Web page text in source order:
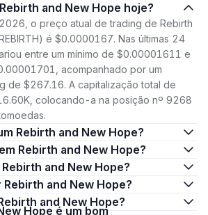
Rebirth and New Hope hoje?
o preço atual de trading de Rebirth
é $0.0000167. Nas últimas 24
entre um mínimo de $0.00001611 e
acompanhado por um
de $267.16. A capitalização total de
colocando-a na posição nº 9268
Rebirth and New Hope?
em Rebirth and New Hope?
Rebirth and New Hope?
Rebirth and New Hope?
Rebirth and New Hope?